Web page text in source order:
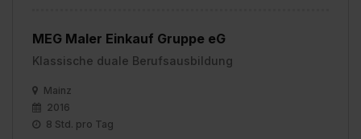
MEG Maler Einkauf Gruppe eG
Klassische duale Berufsausbildung
Mainz
2016
8 Std. pro Tag